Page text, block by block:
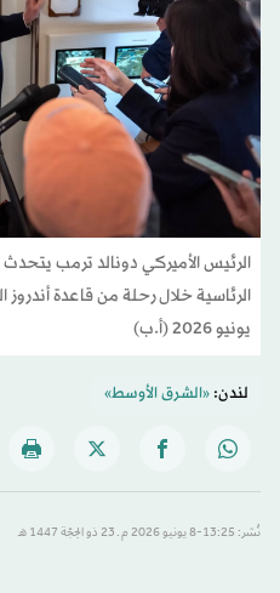
الرئيس الأميركي دونالد ترمب
يونيو 2026 (أ.ب)
لندن:«الشرق الأوسط»
نُشر: 13:25-8 يونيو 2026 م ـ 23 ذو الحِجّة 1447 هـ